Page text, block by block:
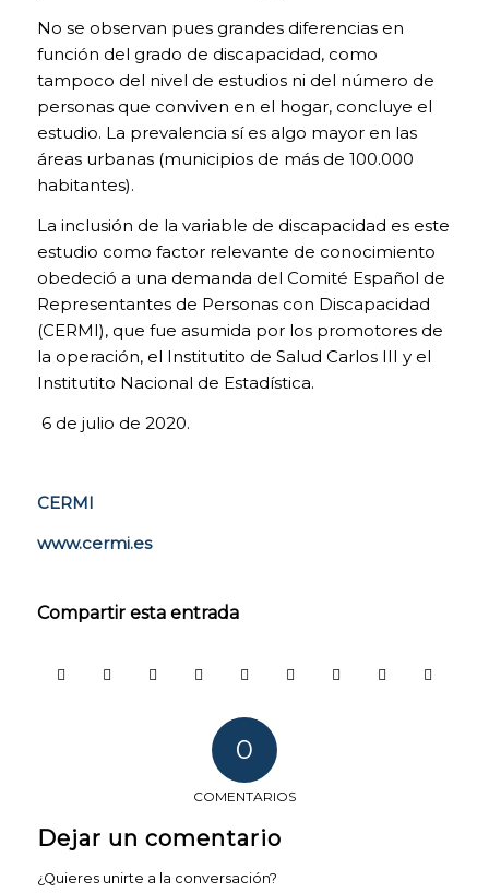
No se observan pues grandes diferencias en
función del grado de discapacidad, como
tampoco del nivel de estudios ni del número de
personas que conviven en el hogar, concluye el
estudio. La prevalencia sí es algo mayor en las
áreas urbanas (municipios de más de 100.000
habitantes).
La inclusión de la variable de discapacidad es este
estudio como factor relevante de conocimiento
obedeció a una demanda del Comité Español de
Representantes de Personas con Discapacidad
(CERMI), que fue asumida por los promotores de
la operación, el Institutito de Salud Carlos III y el
Institutito Nacional de Estadística.
6 de julio de 2020.
CERMI
www.cermi.es
Compartir esta entrada
0
COMENTARIOS
Dejar un comentario
¿Quieres unirte a la conversación?
Las cookies
técnicas son
estrictamente
necesarias para
que nuestra
página web
funcione y
navegar por la
misma. Este
tipo de cookies
son las que,
por ejemplo,
nos permiten
darte acceso a
determinadas
partes
la página si
diferentes
servicios ya
preferencias de
activadas por
de tu
puedes